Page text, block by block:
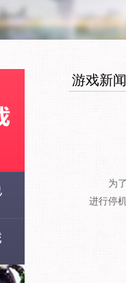
游戏新闻
为了
进行停